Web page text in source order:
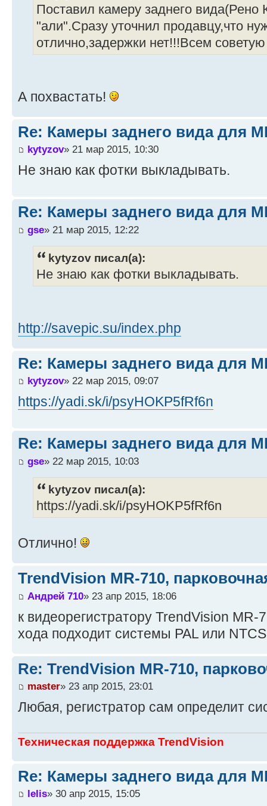
Поставил камеру заднего вида(Рено
"али".Сразу уточнил продавцу,что
отлично,задержки нет!!!Всем
А похвастать!
Re: Камеры заднего вида для
kytyzov» 21 мар 2015, 10:30
Не знаю как фотки выкладывать.
Re: Камеры заднего вида для
gse» 21 мар 2015, 12:22
kytyzov писал(а):
Не знаю как фотки выкладывать.
http://savepic.su/index.php
Re: Камеры заднего вида для
kytyzov» 22 мар 2015, 09:07
https://yadi.sk/i/psyHOKP5fRf6n
Re: Камеры заднего вида для
gse» 22 мар 2015, 10:03
kytyzov писал(а):
https://yadi.sk/i/psyHOKP5fRf6n
Отлично!
TrendVision MR-710,
Андрей 710» 23 апр 2015, 18:06
к видеорегистратору TrendVision MR-
хода подходит системы PAL или
Re: TrendVision MR-710,
master» 23 апр 2015, 23:01
Любая, регистратор сам определит
Техническая поддержка TrendVision
Re: Камеры заднего вида для
lelis» 30 апр 2015, 15:05